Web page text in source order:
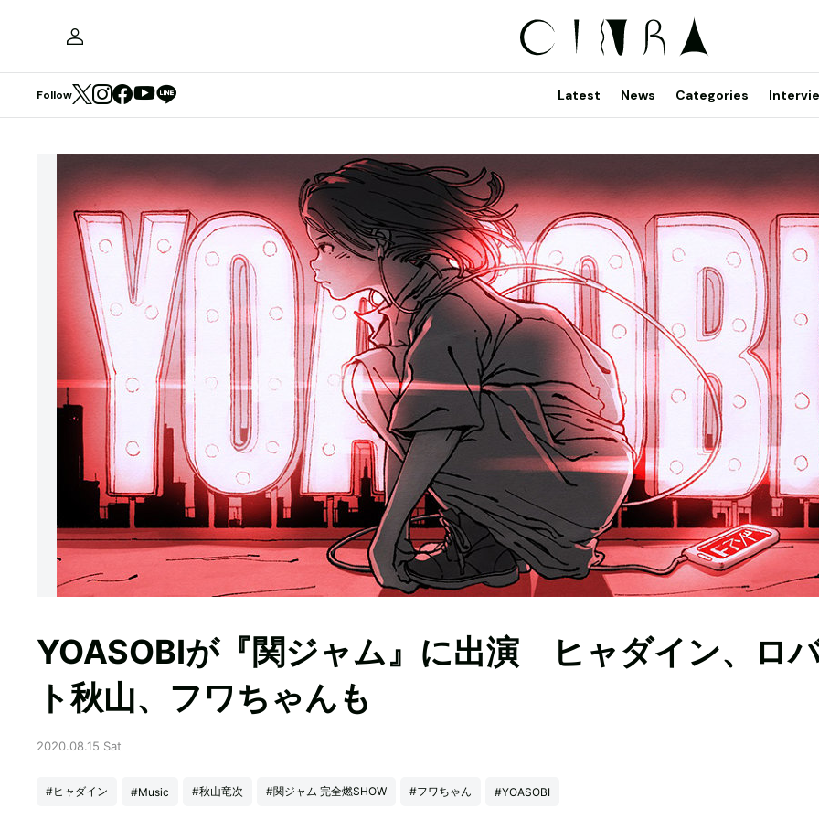
Follow Latest News Categories
YOASOBIが『関ジャム』に出演 ヒャダイン、ロ
ト秋山、フワちゃんも
2020.08.15 Sat
#ヒャダイン #Music #秋山竜次 #関ジャム 完全燃SHOW #フワちゃん #YOASOBI